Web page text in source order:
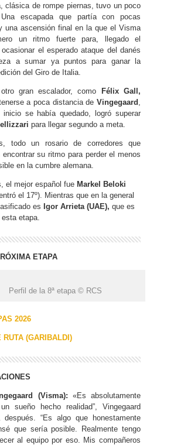
clásica de rompe piernas, tuvo un poco
escapada que partía con pocas
una ascensión final en la que el Visma
un ritmo fuerte para, llegado el
el esperado ataque del danés
a sumar ya puntos para ganar la
del Giro de Italia.
gran escalador, como
Félix Gall,
a poca distancia de Vingegaard ,
inicio se había quedado, logró superar
para llegar segundo a meta.
todo un rosario de corredores que
encontrar su ritmo para perder el menos
en la cumbre alemana.
el mejor español fue Markel Beloki
el 17º). Mientras que en la general
es
Igor Arrieta (UAE), que es
etapa.
ETAPA
Perfil de la 8ª etapa © RCS
2026
RUTA (GARIBALDI)
(Visma): «Es absolutamente
sueño hecho realidad”, Vingegaard
después. “Es algo que honestamente
que sería posible. Realmente tengo
al equipo por eso. Mis compañeros